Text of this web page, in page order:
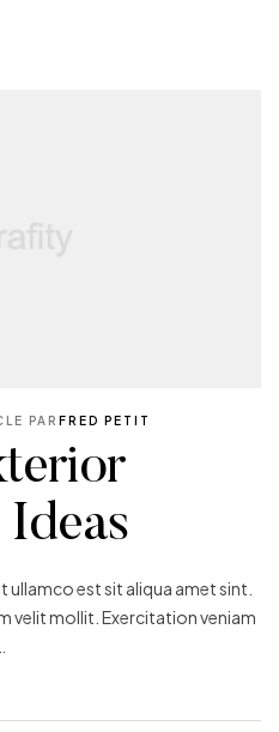
PAR FRED PETIT
est sit aliqua amet sint.
velit mollit. Exercitation veniam